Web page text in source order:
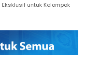
untuk Kelompok